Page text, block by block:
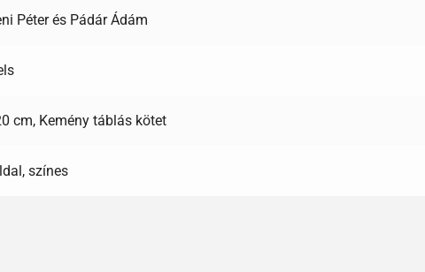
Péter és Pádár Ádám
cm, Kemény táblás kötet
színes